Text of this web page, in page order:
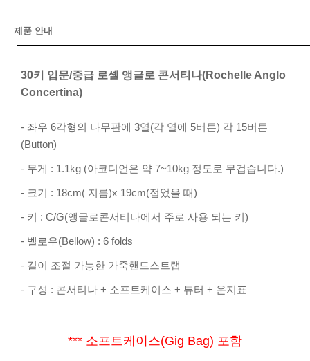
제품 안내
30키 입문/중급 로셸 앵글로 콘서티나(Rochelle Anglo
Concertina)
- 좌우 6각형의 나무판에 3열(각 열에 5버튼) 각 15버튼
(Button)
- 무게 : 1.1kg (아코디언은 약 7~10kg 정도로 무겁습니다.)
- 크기 : 18cm( 지름)x 19cm(접었을 때)
- 키 : C/G(앵글로콘서티나에서 주로 사용 되는 키)
- 벨로우(Bellow) : 6 folds
- 길이 조절 가능한 가죽핸드스트랩
- 구성 : 콘서티나 + 소프트케이스 + 튜터 + 운지표
*** 소프트케이스(Gig Bag) 포함